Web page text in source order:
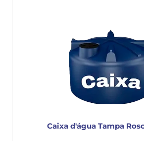
Caixa d'água Tampa